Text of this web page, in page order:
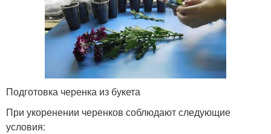
Подготовка черенка из букета
При укоренении черенков соблюдают следующие
условия: